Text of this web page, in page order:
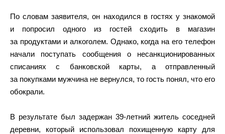
По словам заявителя, он находился в гостях у знакомой
и попросил одного из гостей сходить в магазин
за продуктами и алкоголем. Однако, когда на его телефон
начали поступать сообщения о несанкционированных
списаниях с банковской карты, а отправленный
за покупками мужчина не вернулся, то гость понял, что его
обокрали.
В результате был задержан 39-летний житель соседней
деревни, который использовал похищенную карту для